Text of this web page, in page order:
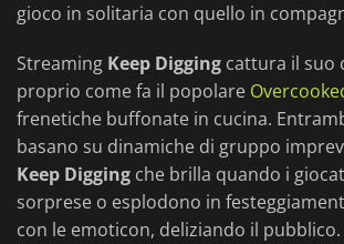
gioco in solitaria con quello in
Streaming Keep Digging cattura il suo
proprio come fa il popolare
frenetiche buffonate in cucina.
basano su dinamiche di gruppo
Keep Digging che brilla quando i
sorprese o esplodono in
con le emoticon, deliziando il